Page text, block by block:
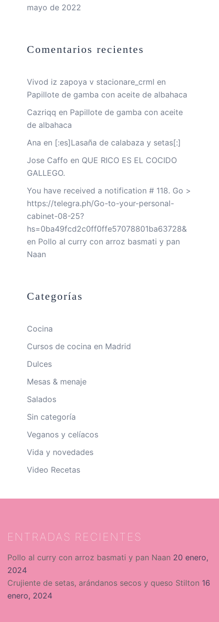
mayo de 2022
Comentarios recientes
Vivod iz zapoya v stacionare_crml en
Papillote de gamba con aceite de albahaca
Cazriqq en Papillote de gamba con aceite
de albahaca
Ana en [:es]Lasaña de calabaza y setas[:]
Jose Caffo en QUE RICO ES EL COCIDO
GALLEGO.
You have received a notification # 118. Go >
https://telegra.ph/Go-to-your-personal-
cabinet-08-25?
hs=0ba49fcd2c0ff0ffe57078801ba63728&
en Pollo al curry con arroz basmati y pan
Naan
Categorías
Cocina
Cursos de cocina en Madrid
Dulces
Mesas & menaje
Salados
Sin categoría
Veganos y celíacos
Vida y novedades
Video Recetas
ENTRADAS RECIENTES
Pollo al curry con arroz basmati y pan Naan 20 enero,
2024
Crujiente de setas, arándanos secos y queso Stilton 16
enero, 2024